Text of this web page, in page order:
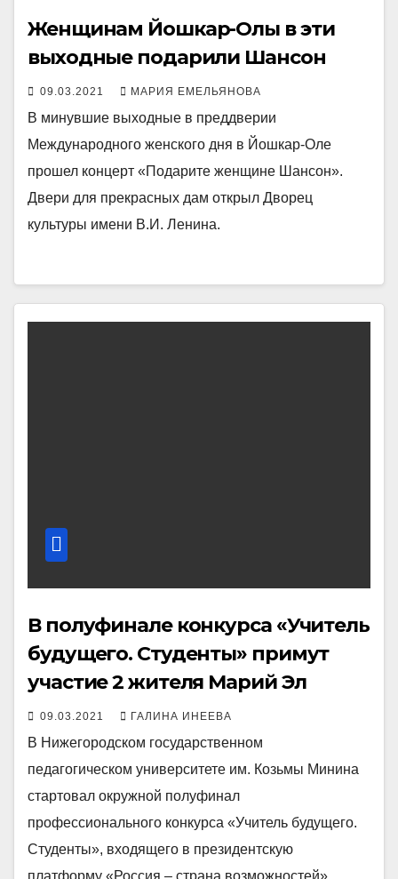
Женщинам Йошкар-Олы в эти
выходные подарили Шансон
09.03.2021 МАРИЯ ЕМЕЛЬЯНОВА
В минувшие выходные в преддверии
Международного женского дня в Йошкар-Оле
прошел концерт «Подарите женщине Шансон».
Двери для прекрасных дам открыл Дворец
культуры имени В.И. Ленина.
В полуфинале конкурса «Учитель
будущего. Студенты» примут
участие 2 жителя Марий Эл
09.03.2021 ГАЛИНА ИНЕЕВА
В Нижегородском государственном
педагогическом университете им. Козьмы Минина
стартовал окружной полуфинал
профессионального конкурса «Учитель будущего.
Студенты», входящего в президентскую
платформу «Россия – страна возможностей».